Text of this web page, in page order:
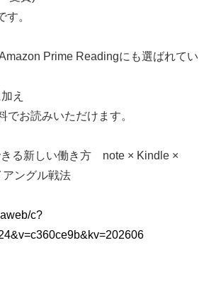
す。
Prime Readingにも選ばれてい
え
でお読みいただけます。
る新しい働き方 note × Kindle ×
ングル戦法
c?